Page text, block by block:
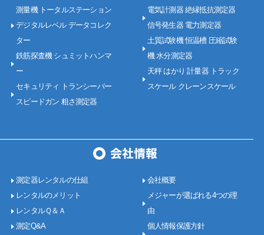
測量機 トータルステーション
デジタルレベル データコレク
ター
鉄筋探査機 シュミットハンマ
ー
セキュリティ トランシーバー
スピードガン 粗さ測定器
電気計測器 絶縁抵抗測定器
信号発生器 電力測定器
土質試験機 恒温槽 圧縮試験
機 水分測定器
天秤 はかり 計量器 トラック
スケール クレーンスケール
測定器レンタルの仕組
レンタルのメリット
レンタルＱ＆Ａ
測定Q&A
会社概要
メジャーが選ばれる4つの理
由
個人情報保護方針